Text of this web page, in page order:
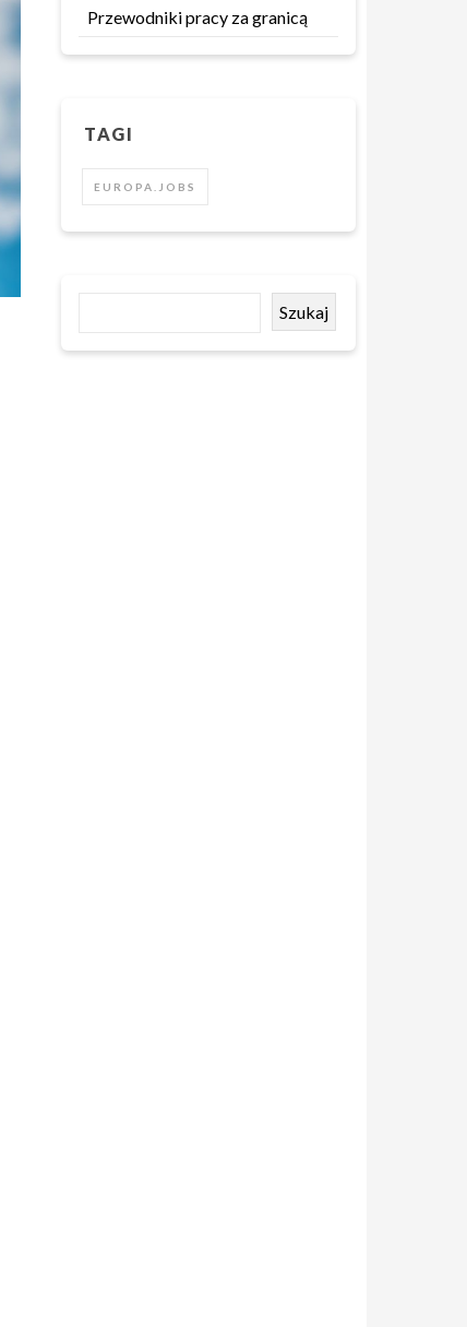
Przewodniki pracy za granicą
TAGI
EUROPA.JOBS
Szukaj